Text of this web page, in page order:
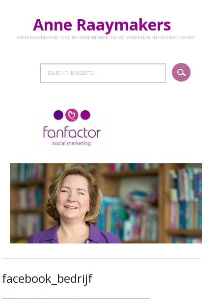
Anne Raaymakers
ANNE RAAYMAKERS - ONLINE ONDERNEMER, SOCIAL MARKETEER EN FACEBOOKEXPERT
facebook_bedrijf